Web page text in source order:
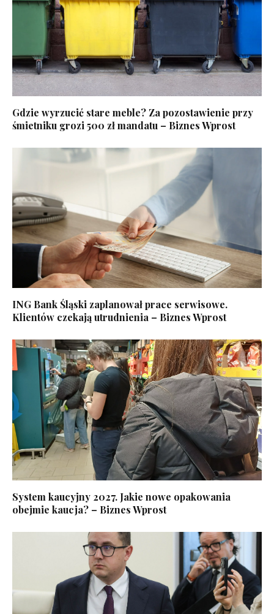
Gdzie wyrzucić stare meble? Za pozostawienie przy
śmietniku grozi 500 zł mandatu – Biznes Wprost
ING Bank Śląski zaplanował prace serwisowe.
Klientów czekają utrudnienia – Biznes Wprost
System kaucyjny 2027. Jakie nowe opakowania
obejmie kaucja? – Biznes Wprost